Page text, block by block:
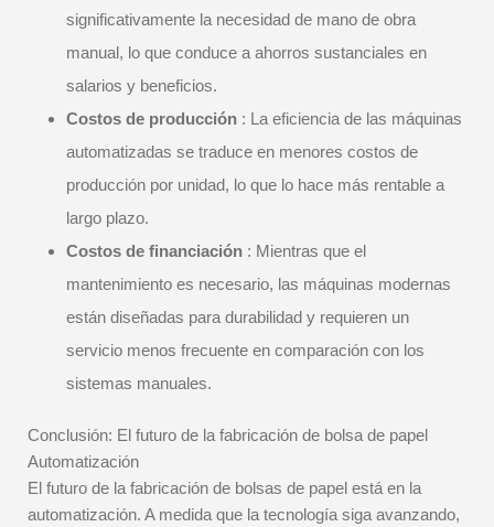
significativamente la necesidad de mano de obra
manual, lo que conduce a ahorros sustanciales en
salarios y beneficios.
Costos de producción : La eficiencia de las máquinas
automatizadas se traduce en menores costos de
producción por unidad, lo que lo hace más rentable a
largo plazo.
Costos de financiación : Mientras que el
mantenimiento es necesario, las máquinas modernas
están diseñadas para durabilidad y requieren un
servicio menos frecuente en comparación con los
sistemas manuales.
Conclusión: El futuro de la fabricación de bolsa de papel
Automatización
El futuro de la fabricación de bolsas de papel está en la
automatización. A medida que la tecnología siga avanzando,